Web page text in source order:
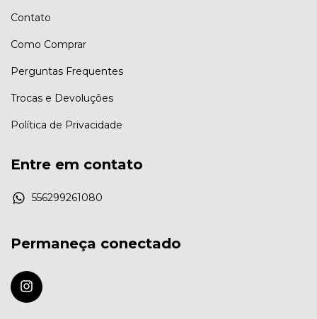
Contato
Como Comprar
Perguntas Frequentes
Trocas e Devoluções
Política de Privacidade
Entre em contato
556299261080
Permaneça conectado